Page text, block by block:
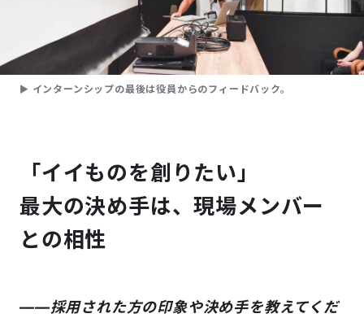
▶ インターンシップの最後は役員からのフィードバック。
「イイものを創りたい」
最大の決め手は、現場メンバー
との相性
――採用された方の印象や決め手を教えてくだ